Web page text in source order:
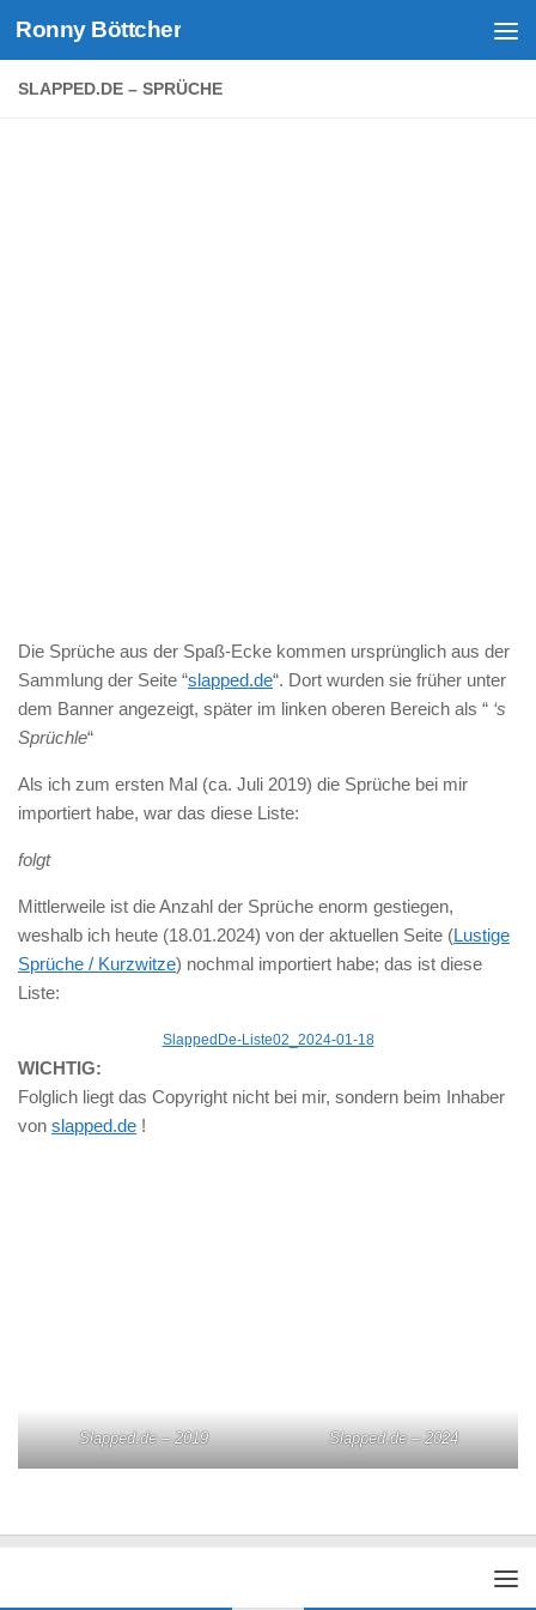
Unter dem Inhalt
Ronny Böttcher
SLAPPED.DE – SPRÜCHE
Die Sprüche aus der Spaß-Ecke kommen ursprünglich aus der
Sammlung der Seite “slapped.de“. Dort wurden sie früher unter
dem Banner angezeigt, später im linken oberen Bereich als “ ‘s
Sprüchle“
Als ich zum ersten Mal (ca. Juli 2019) die Sprüche bei mir
importiert habe, war das diese Liste:
folgt
Mittlerweile ist die Anzahl der Sprüche enorm gestiegen,
weshalb ich heute (18.01.2024) von der aktuellen Seite (Lustige
Sprüche / Kurzwitze) nochmal importiert habe; das ist diese
Liste:
SlappedDe-Liste02_2024-01-18
WICHTIG:
Folglich liegt das Copyright nicht bei mir, sondern beim Inhaber
von slapped.de !
Slapped.de – 2019 Slapped.de – 2024